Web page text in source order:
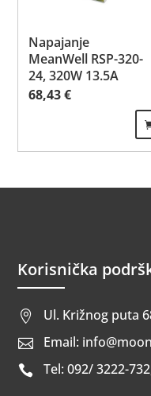
Napajanje
MeanWell RSP-320-
24, 320W 13.5A
68,43€
Korisnička
 Ul. Križnog puta
 Email:
 Tel: 092/ 3222-